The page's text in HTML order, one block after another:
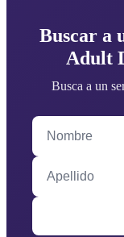
Buscar a
Adult
Busca a un
Nombre
Apellido